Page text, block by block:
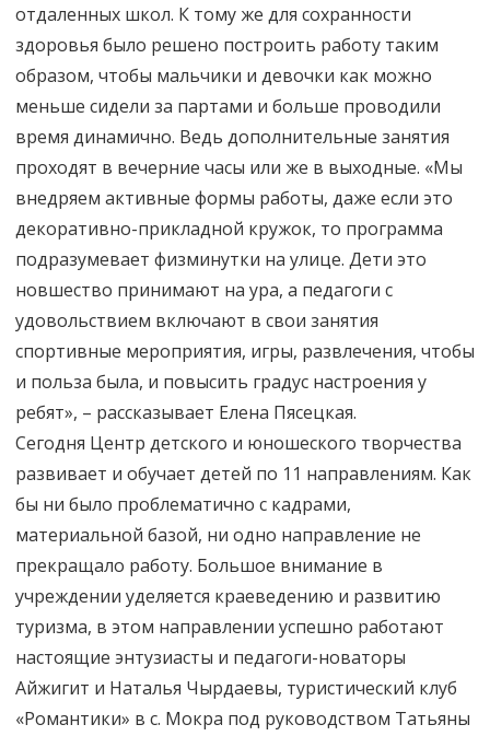
отдаленных школ. К тому же для сохранности
здоровья было решено построить работу таким
образом, чтобы мальчики и девочки как можно
меньше сидели за партами и больше проводили
время динамично. Ведь дополнительные занятия
проходят в вечерние часы или же в выходные. «Мы
внедряем активные формы работы, даже если это
декоративно-прикладной кружок, то программа
подразумевает физминутки на улице. Дети это
новшество принимают на ура, а педагоги с
удовольствием включают в свои занятия
спортивные мероприятия, игры, развлечения, чтобы
и польза была, и повысить градус настроения у
ребят», – рассказывает Елена Пясецкая.
Сегодня Центр детского и юношеского творчества
развивает и обучает детей по 11 направлениям. Как
бы ни было проблематично с кадрами,
материальной базой, ни одно направление не
прекращало работу. Большое внимание в
учреждении уделяется краеведению и развитию
туризма, в этом направлении успешно работают
настоящие энтузиасты и педагоги-новаторы
Айжигит и Наталья Чырдаевы, туристический клуб
«Романтики» в с. Мокра под руководством Татьяны